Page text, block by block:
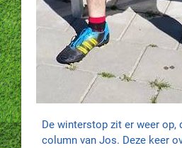
De winterstop zit er weer op,
column van Jos. Deze keer